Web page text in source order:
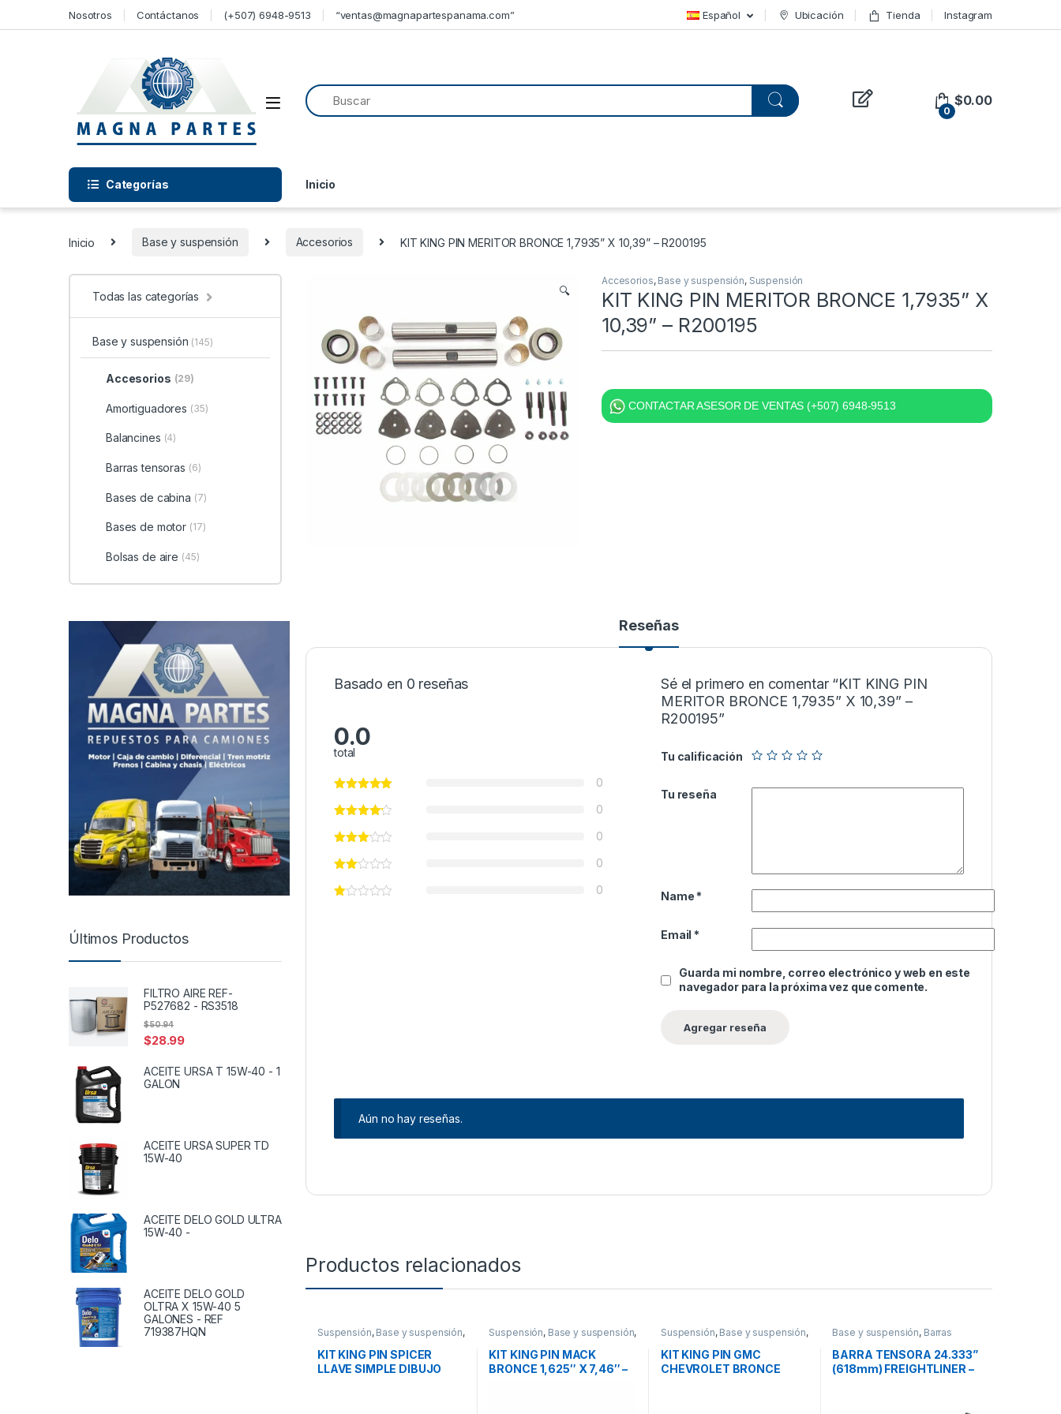
Nosotros Contáctanos (+507) 6948-9513 “ventas@magnapartespanama.com” Español Ubicación Tienda Instagram
0
$0.00
Categorías Inicio
Inicio Base y suspensión Accesorios KIT KING PIN MERITOR BRONCE 1,7935” X 10,39” – R200195
🔍
Accesorios, Base y suspensión, Suspensión
KIT KING PIN MERITOR BRONCE 1,7935” X
10,39” – R200195
CONTACTAR ASESOR DE VENTAS (+507) 6948-9513
Reseñas
Basado en 0 reseñas
0.0
total
0
0
0
0
0
Sé el primero en comentar “KIT KING PIN
MERITOR BRONCE 1,7935” X 10,39” –
R200195”
Tu calificación
Tu reseña
Name *
Email *
Guarda mi nombre, correo electrónico y web en este
navegador para la próxima vez que comente.
Aún no hay reseñas.
Productos relacionados
Suspensión, Base y suspensión,
Accesorios
KIT KING PIN SPICER
LLAVE SIMPLE DIBUJO
Suspensión, Base y suspensión,
Accesorios
KIT KING PIN MACK
BRONCE 1,625″ X 7,46″ –
Suspensión, Base y suspensión,
Accesorios
KIT KING PIN GMC
CHEVROLET BRONCE
Base y suspensión, Barras
tensoras
BARRA TENSORA 24.333”
(618mm) FREIGHTLINER –
Todas las categorías
Base y suspensión (145)
Accesorios (29)
Amortiguadores (35)
Balancines (4)
Barras tensoras (6)
Bases de cabina (7)
Bases de motor (17)
Bolsas de aire (45)
Últimos Productos
FILTRO AIRE REF-
P527682 - RS3518
$28.99
$50.94
ACEITE URSA T 15W-40 - 1
GALON
ACEITE URSA SUPER TD
15W-40
ACEITE DELO GOLD ULTRA
15W-40 -
ACEITE DELO GOLD
OLTRA X 15W-40 5
GALONES - REF
719387HQN